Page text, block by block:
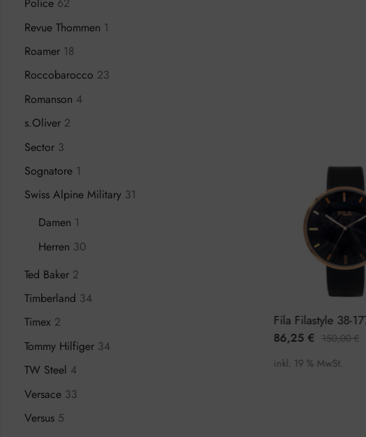
Adidas Code Four AOSY23041 Herrenuhr
70,75
inkl. 19 % MwSt.
€ 150,00 €
inkl. 19 % MwSt.
Police 62
Revue Thommen 1
Roamer 18
Roccobarocco 23
Romanson 4
s.Oliver 2
Sector 3
Sognatore 1
Swiss Alpine Military 31
Damen 1
Herren 30
Ted Baker 2
Timberland 34
Timex 2
Tommy Hilfiger 34
TW Steel 4
Versace 33
Versus 5